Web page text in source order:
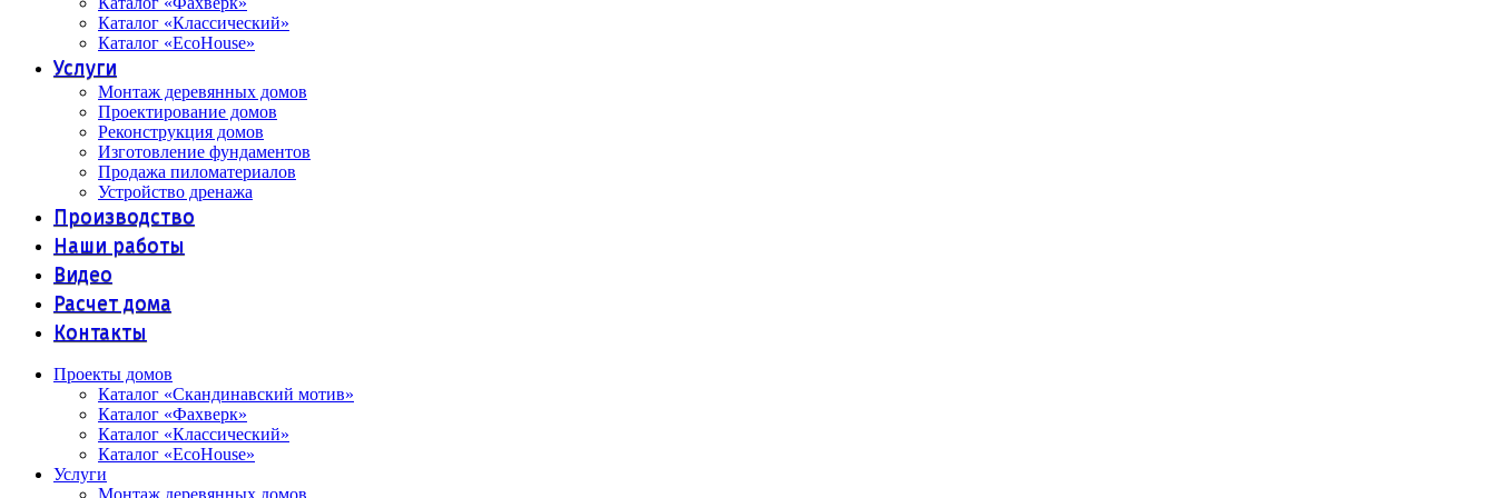
Каталог «Классический»
Каталог «EcoHouse»
Услуги
Монтаж деревянных домов
Проектирование домов
Реконструкция домов
Изготовление фундаментов
Продажа пиломатериалов
Устройство дренажа
Производство
Наши работы
Видео
Расчет дома
Контакты
Проекты домов
Каталог «Скандинавский мотив»
Каталог «Фахверк»
Каталог «Классический»
Каталог «EcoHouse»
Услуги
Монтаж деревянных домов